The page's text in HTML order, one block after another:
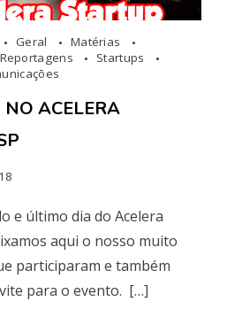
Geral
Matérias
Reportagens
Startups
ACELERA
e último dia do Acelera
aqui o nosso muito
participaram e também
para o evento. […]